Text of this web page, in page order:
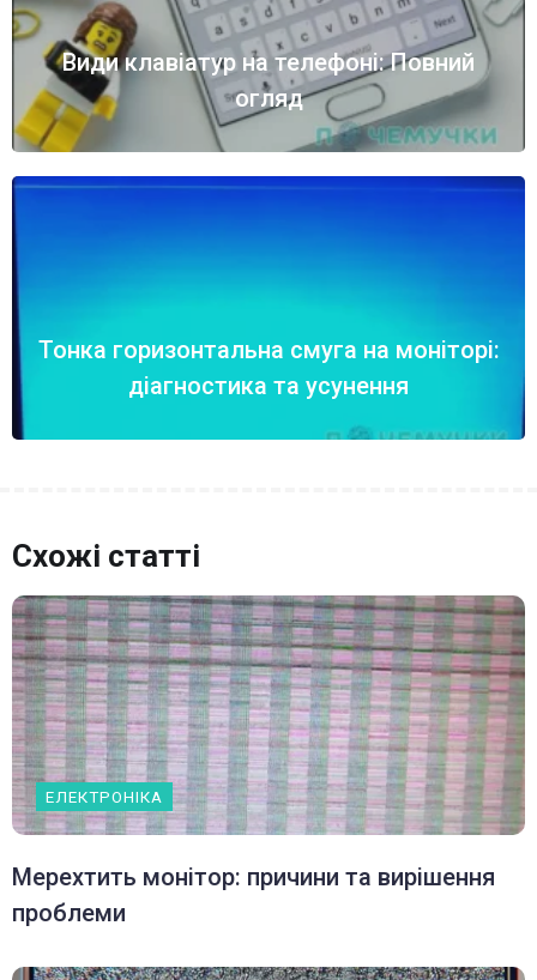
Види клавіатур на телефоні: Повний
огляд
Тонка горизонтальна смуга на моніторі:
діагностика та усунення
Схожі статті
ЕЛЕКТРОНІКА
Мерехтить монітор: причини та вирішення
проблеми